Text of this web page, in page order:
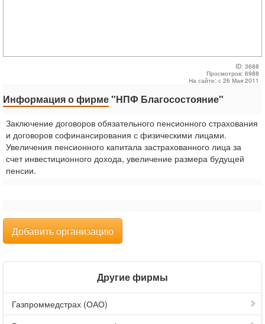
ID: 3688
Просмотров: 6988
На сайте: с 26 Мая 2011
Информация о фирме"НПФ Благосостояние"
Заключение договоров обязательного пенсионного страхования
и договоров софинансирования с физическими лицами.
Увеличения пенсионного капитала застрахованного лица за
счет инвестиционного дохода, увеличение размера будущей
пенсии.
Добавить организацию
Другие фирмы
Газпроммедстрах (ОАО)